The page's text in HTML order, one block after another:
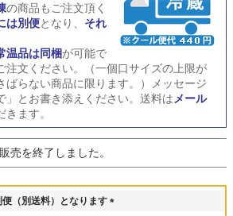
の商品もご注文頂く
は別便となり、 それ
温品は同梱が可能で
注文ください。（一個口サイズの上限が
ばらない商品に限ります。）メッセージ
」とお書き添えください。送料は メール
きます。
販売を終了しました。
（別送料）となります